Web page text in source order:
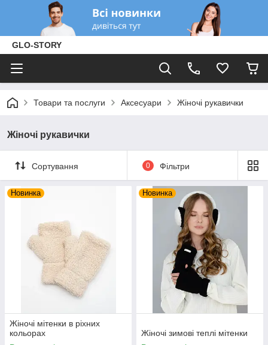
GLO-STORY
Товари та послуги Аксесуари Жіночі рукавички
Жіночі рукавички
Сортування 0 Фільтри
Новинка
Жіночі мітенки в ріхних
кольорах
Новинка
Жіночі зимові теплі мітенки